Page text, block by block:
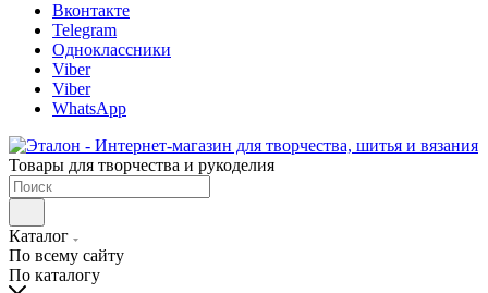
Вконтакте
Telegram
Одноклассники
Viber
Viber
WhatsApp
Товары для творчества и рукоделия
Каталог
По всему сайту
По каталогу